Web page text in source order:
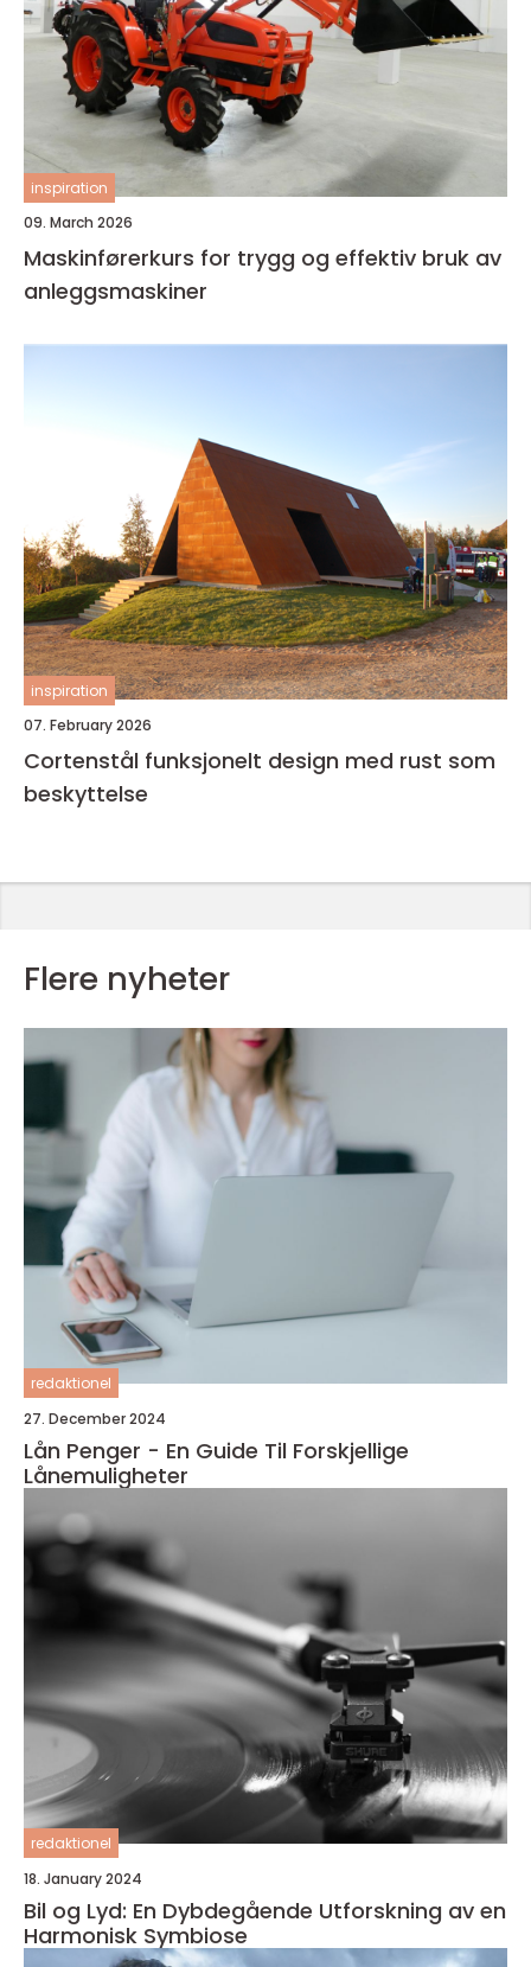
inspiration
09. March 2026
Maskinførerkurs for trygg og effektiv bruk av
anleggsmaskiner
inspiration
07. February 2026
Cortenstål funksjonelt design med rust som
beskyttelse
Flere nyheter
redaktionel
27. December 2024
Lån Penger - En Guide Til Forskjellige
Lånemuligheter
redaktionel
18. January 2024
Bil og Lyd: En Dybdegående Utforskning av en
Harmonisk Symbiose